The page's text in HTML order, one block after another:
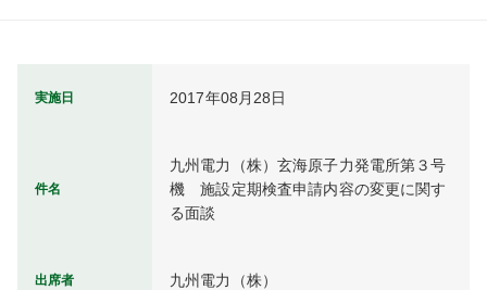
実施日 2017年08月28日
件名
九州電力（株）玄海原子力発電所第３号
機　施設定期検査申請内容の変更に関す
る面談
出席者 九州電力（株）